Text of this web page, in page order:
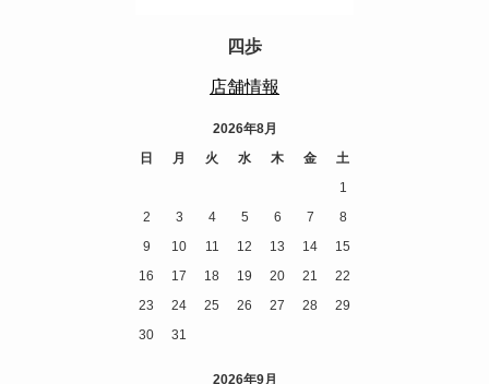
四歩
店舗情報
2026年8月
日
月 火 水 木 金
土
1
2
3 4 5 6 7
8
9
10 11 12 13 14
15
16
17 18 19 20 21
22
23
24 25 26 27 28
29
30
31
2026年9月